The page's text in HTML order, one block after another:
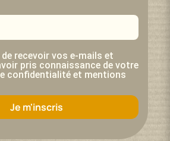
recevoir vos e-mails et
pris connaissance de votre
confidentialité et mentions
Je m'inscris